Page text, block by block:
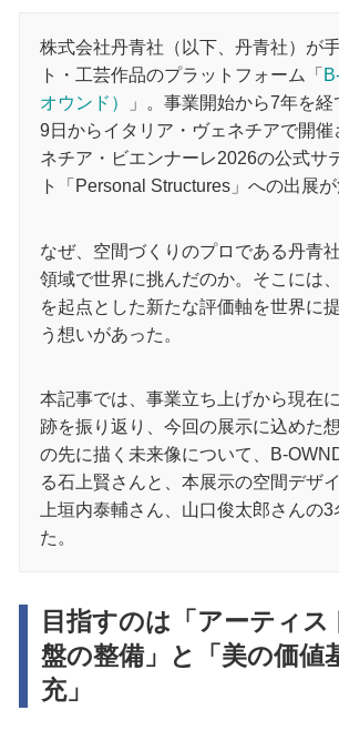
株式会社丹青社（以下、丹青社）が
ト・工芸作品のプラットフォーム「
オウンド）
」。事業開始から7年を
9日からイタリア・ヴェネチアで開催
ネチア・ビエンナーレ2026の公式サ
ト「Personal Structures」への出展が
なぜ、空間づくりのプロである丹青
領域で世界に挑んだのか。そこには
を起点とした新たな評価軸を世界に
う想いがあった。
本記事では、事業立ち上げから現在
跡を振り返り、今回の展示に込めた
の先に描く未来像について、B-
る石上賢さんと、本展示の空間デザ
上垣内泰輔さん、山口俊太郎さんの
た。
目指すのは「アーティス
盤の整備」と「美の価値
充」